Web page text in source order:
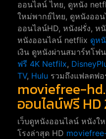
ออนไลน์ ไทย, ดูหนัง
ใหม่พากย์ไทย, ดูหนังออ
ออนไลน์HD, หนังฝรั่ง, ห
หนังออนไลน์ netflix ดูห
เงิน ดูหนังผ่านสมาร์ทโฟน
ฟรี 4K Netfilx,
TV, Hulu รวมถึงแฟลตฟ
moviefree-
ออนไลน์ฟรี HD
เว็บดูหนังออนไลน์ หนัง
โรงล่าสุด HD